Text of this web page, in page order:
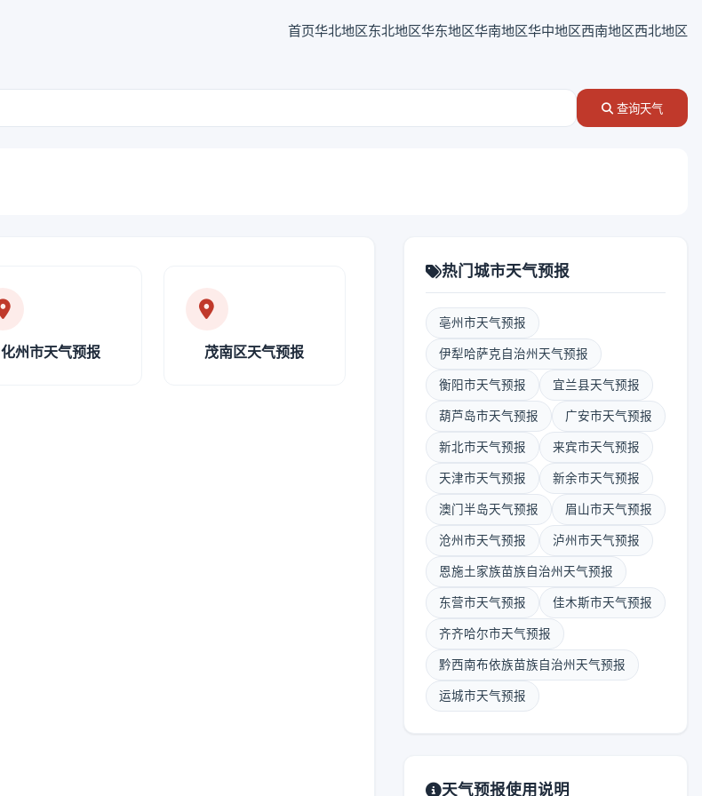
首页华北地区东北地区华东地区华南地区华中地区西南地区西北地区
查询天气
化州市天气预报 茂南区天气预报
热门城市天气预报
亳州市天气预报
伊犁哈萨克自治州天气预报
衡阳市天气预报 宜兰县天气预报
葫芦岛市天气预报 广安市天气预报
新北市天气预报 来宾市天气预报
天津市天气预报 新余市天气预报
澳门半岛天气预报 眉山市天气预报
沧州市天气预报 泸州市天气预报
恩施土家族苗族自治州天气预报
东营市天气预报 佳木斯市天气预报
齐齐哈尔市天气预报
黔西南布依族苗族自治州天气预报
运城市天气预报
天气预报使用说明